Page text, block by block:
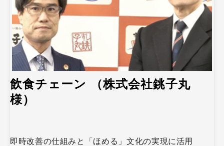
飲食チェーン （株式会社銚子丸
様）
即時改善の仕組みと「ほめる」文化の実現に活用